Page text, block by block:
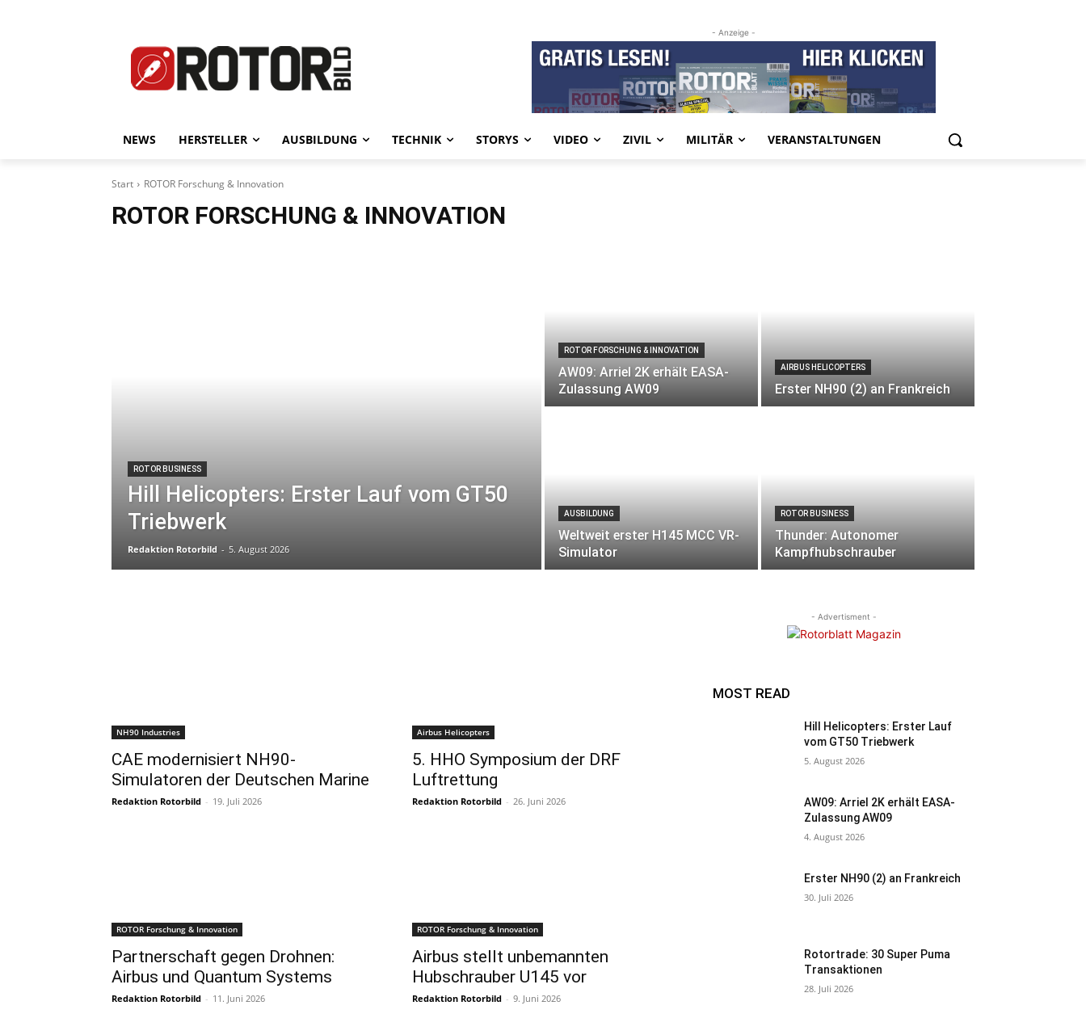
- Anzeige -
NEWS HERSTELLER AUSBILDUNG TECHNIK STORYS VIDEO ZIVIL MILITÄR VERANSTALTUNGEN
Start ROTOR Forschung & Innovation
ROTOR FORSCHUNG & INNOVATION
ROTOR BUSINESS
Hill Helicopters: Erster Lauf vom GT50
Triebwerk
Redaktion Rotorbild - 5. August 2026
ROTOR FORSCHUNG & INNOVATION
AW09: Arriel 2K erhält EASA-
Zulassung AW09
AIRBUS HELICOPTERS
Erster NH90 (2) an Frankreich
AUSBILDUNG
Weltweit erster H145 MCC VR-
Simulator
ROTOR BUSINESS
Thunder: Autonomer
Kampfhubschrauber
NH90 Industries
CAE modernisiert NH90-
Simulatoren der Deutschen Marine
Redaktion Rotorbild - 19. Juli 2026
Airbus Helicopters
5. HHO Symposium der DRF
Luftrettung
Redaktion Rotorbild - 26. Juni 2026
ROTOR Forschung & Innovation
Partnerschaft gegen Drohnen:
Airbus und Quantum Systems
Redaktion Rotorbild - 11. Juni 2026
ROTOR Forschung & Innovation
Airbus stellt unbemannten
Hubschrauber U145 vor
Redaktion Rotorbild - 9. Juni 2026
- Advertisment -
MOST READ
Hill Helicopters: Erster Lauf
vom GT50 Triebwerk
5. August 2026
AW09: Arriel 2K erhält EASA-
Zulassung AW09
4. August 2026
Erster NH90 (2) an Frankreich
30. Juli 2026
Rotortrade: 30 Super Puma
Transaktionen
28. Juli 2026